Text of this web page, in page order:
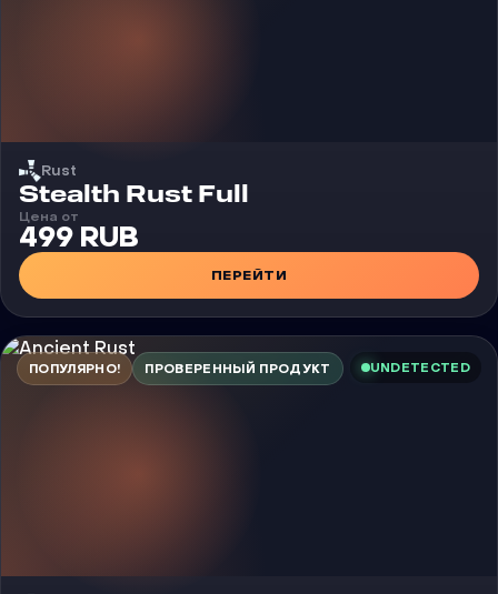
Rust
Чит
Stealth Rust Full
Цена от
499 RUB
ПЕРЕЙТИ
ПОПУЛЯРНО! ПРОВЕРЕННЫЙ ПРОДУКТ UNDETECTED